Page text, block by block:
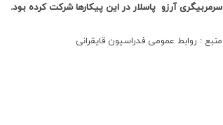
سرمربیگری آرزو پاسلار در این پیکارها شرکت کرده بود.
منبع : روابط عمومی فدراسیون قایقرانی